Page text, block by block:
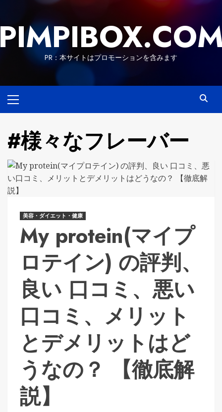
content
PR：本サイトはプロモーションを含みます
Menu
#様々なフレーバー
美容・ダイエット・健康
My protein(マイプ
ロテイン) の評判、
良い 口コミ、悪い
口コミ、メリット
とデメリットはど
うなの？ 【徹底解
説】